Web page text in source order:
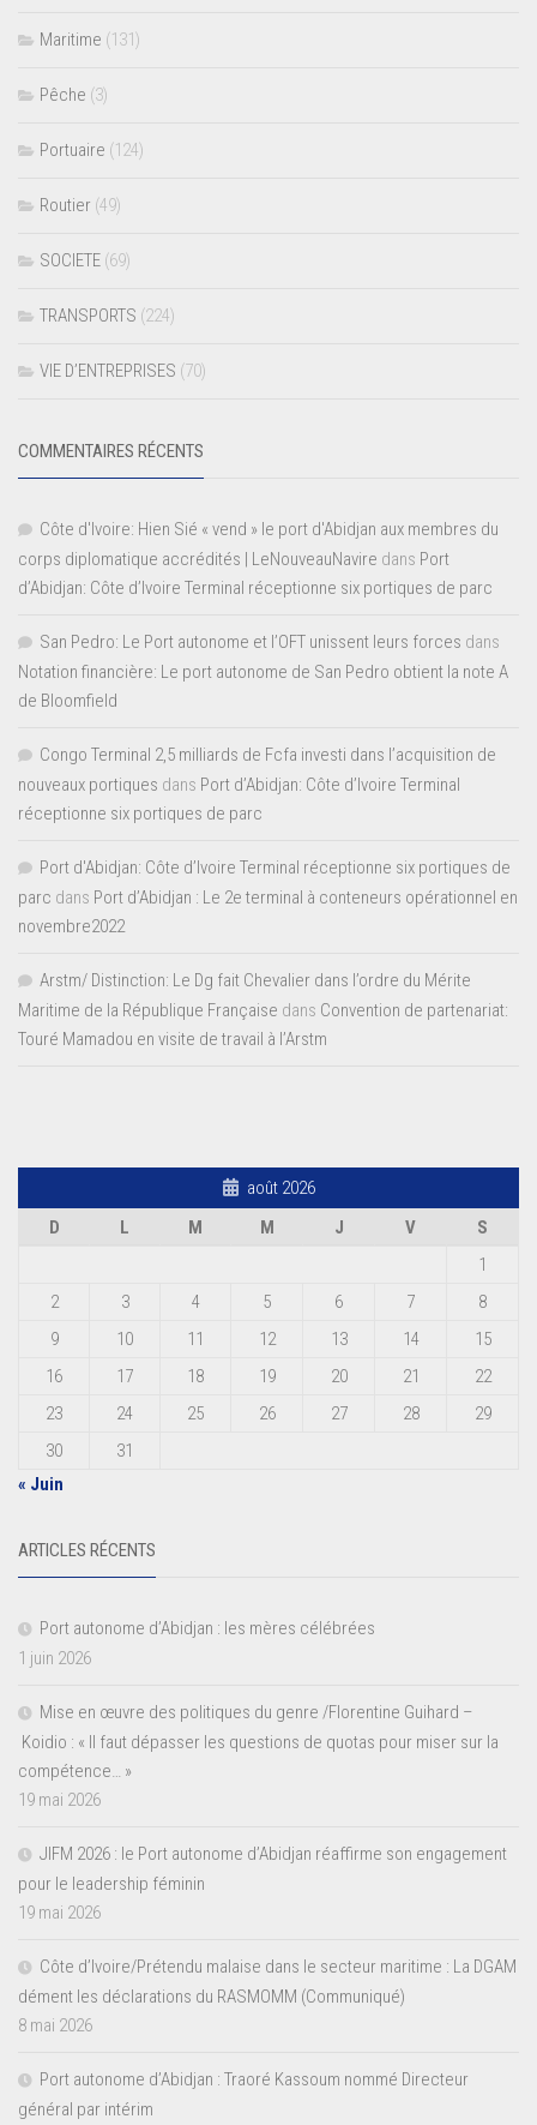
Maritime (131)
Pêche (3)
Portuaire (124)
Routier (49)
SOCIETE (69)
TRANSPORTS (224)
VIE D’ENTREPRISES (70)
COMMENTAIRES RÉCENTS
Côte d'Ivoire: Hien Sié « vend » le port d'Abidjan aux membres du
corps diplomatique accrédités | LeNouveauNavire dans Port
d’Abidjan: Côte d’Ivoire Terminal réceptionne six portiques de parc
San Pedro: Le Port autonome et l’OFT unissent leurs forces dans
Notation financière: Le port autonome de San Pedro obtient la note A
de Bloomfield
Congo Terminal 2,5 milliards de Fcfa investi dans l’acquisition de
nouveaux portiques dans Port d’Abidjan: Côte d’Ivoire Terminal
réceptionne six portiques de parc
Port d'Abidjan: Côte d’Ivoire Terminal réceptionne six portiques de
parc dans Port d’Abidjan : Le 2e terminal à conteneurs opérationnel en
novembre2022
Arstm/ Distinction: Le Dg fait Chevalier dans l’ordre du Mérite
Maritime de la République Française dans Convention de partenariat:
Touré Mamadou en visite de travail à l’Arstm
août 2026
D
L M M J V
S
1
2
3 4 5 6 7
8
9
10 11 12 13 14
15
16
17 18 19 20 21
22
23
24 25 26 27 28
29
30
31
« Juin
ARTICLES RÉCENTS
Port autonome d’Abidjan : les mères célébrées
1 juin 2026
Mise en œuvre des politiques du genre /Florentine Guihard –
Koidio : « Il faut dépasser les questions de quotas pour miser sur la
compétence… »
19 mai 2026
JIFM 2026 : le Port autonome d’Abidjan réaffirme son engagement
pour le leadership féminin
19 mai 2026
Côte d’Ivoire/Prétendu malaise dans le secteur maritime : La DGAM
dément les déclarations du RASMOMM (Communiqué)
8 mai 2026
Port autonome d’Abidjan : Traoré Kassoum nommé Directeur
général par intérim